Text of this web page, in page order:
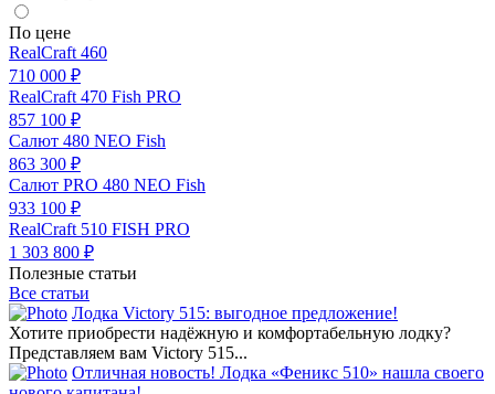
По цене
RealCraft 460
710 000 ₽
RealCraft 470 Fish PRO
857 100 ₽
Салют 480 NEO Fish
863 300 ₽
Салют PRO 480 NEO Fish
933 100 ₽
RealCraft 510 FISH PRO
1 303 800 ₽
Полезные статьи
Все статьи
Лодка Victory 515: выгодное предложение!
Хотите приобрести надёжную и комфортабельную лодку?
Представляем вам Victory 515...
Отличная новость! Лодка «Феникс 510» нашла своего